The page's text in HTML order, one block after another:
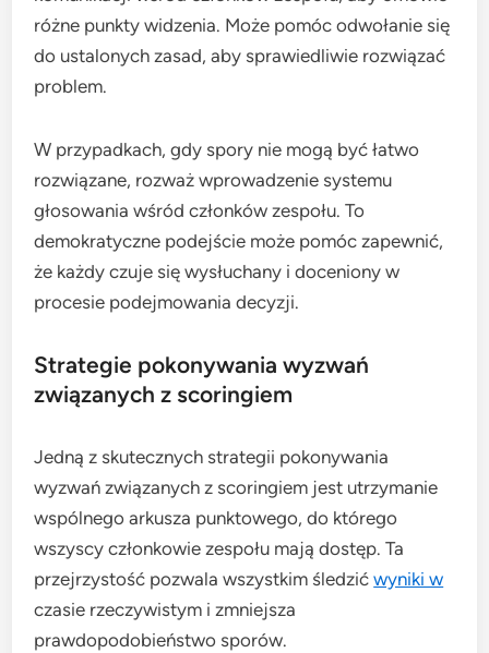
różne punkty widzenia. Może pomóc odwołanie się
do ustalonych zasad, aby sprawiedliwie rozwiązać
problem.
W przypadkach, gdy spory nie mogą być łatwo
rozwiązane, rozważ wprowadzenie systemu
głosowania wśród członków zespołu. To
demokratyczne podejście może pomóc zapewnić,
że każdy czuje się wysłuchany i doceniony w
procesie podejmowania decyzji.
Strategie pokonywania wyzwań
związanych z scoringiem
Jedną z skutecznych strategii pokonywania
wyzwań związanych z scoringiem jest utrzymanie
wspólnego arkusza punktowego, do którego
wszyscy członkowie zespołu mają dostęp. Ta
przejrzystość pozwala wszystkim śledzićwyniki w
czasie rzeczywistym i zmniejsza
prawdopodobieństwo sporów.